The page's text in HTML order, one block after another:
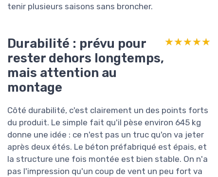
tenir plusieurs saisons sans broncher.
Durabilité : prévu pour
rester dehors longtemps,
mais attention au
montage
★★★★★
★★★★★
Côté durabilité, c'est clairement un des points forts
du produit. Le simple fait qu'il pèse environ 645 kg
donne une idée : ce n'est pas un truc qu'on va jeter
après deux étés. Le béton préfabriqué est épais, et
la structure une fois montée est bien stable. On n'a
pas l'impression qu'un coup de vent un peu fort va